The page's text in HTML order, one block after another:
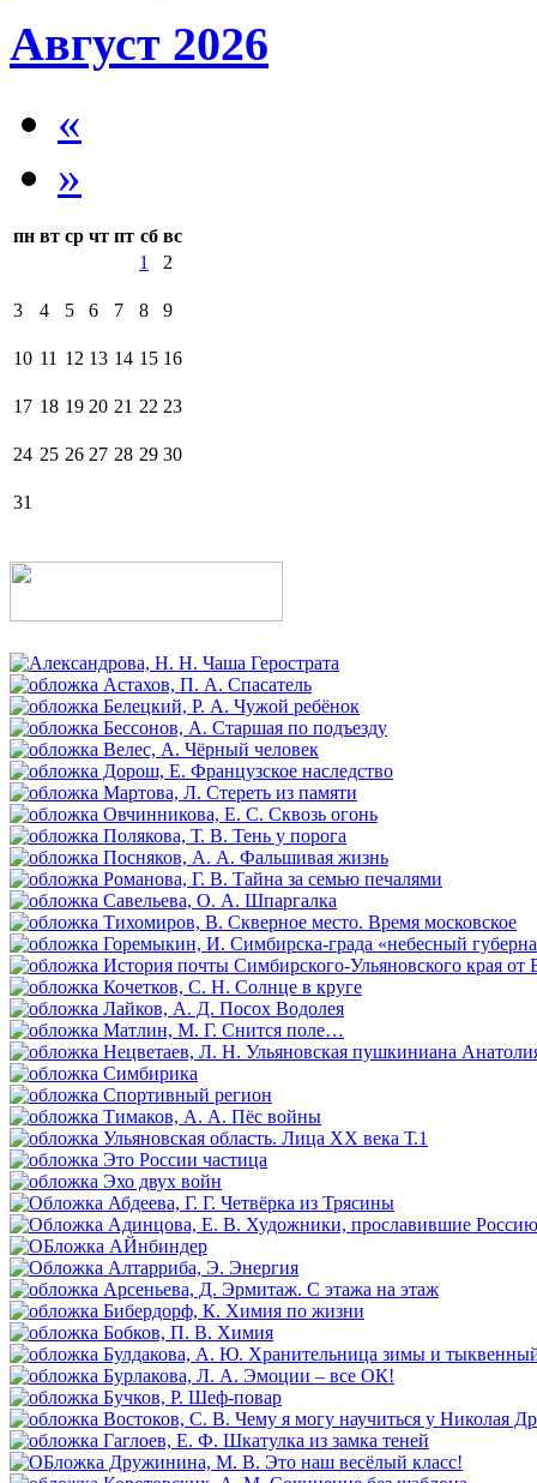
Август 2026
«
»
пн вт ср чт пт сб вс
1
2
3 4 5 6 7 8 9
10 11 12 13 14 15 16
17 18 19 20 21 22 23
24 25 26 27 28 29 30
31